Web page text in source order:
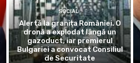
SOCIAL
Alertă la granița României. O
dronă a explodat lângă un
gazoduct, iar premierul
Bulgariei a convocat Consiliul
de Securitate